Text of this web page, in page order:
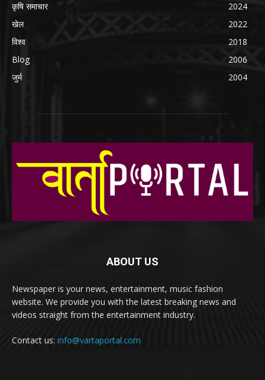
कृषि समाचार
2024
खेल
2022
विश्व
2018
Blog
2006
जुर्म
2004
ABOUT US
Newspaper is your news, entertainment, music fashion
website. We provide you with the latest breaking news and
videos straight from the entertainment industry.
Contact us: info@vartaportal.com